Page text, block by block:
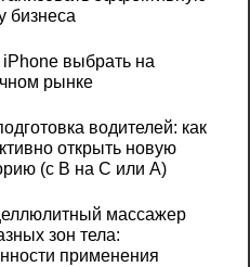
бизнеса
iPhone выбрать на
рынке
водителей: как
открыть новую
(с B на C или А)
массажер
зон тела:
применения